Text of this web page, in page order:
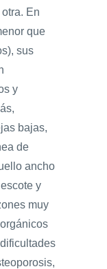
En
que
sus
y
bajas,
de
ancho
y
muy